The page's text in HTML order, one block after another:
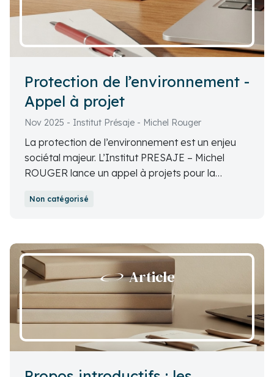
Protection de l’environnement -
Appel à projet
Nov 2025 - Institut Présaje - Michel Rouger
La protection de l’environnement est un enjeu
sociétal majeur. L’Institut PRESAJE – Michel
ROUGER lance un appel à projets pour la
lien avec la lutte contre les atteintes à
Non catégorisé
Article